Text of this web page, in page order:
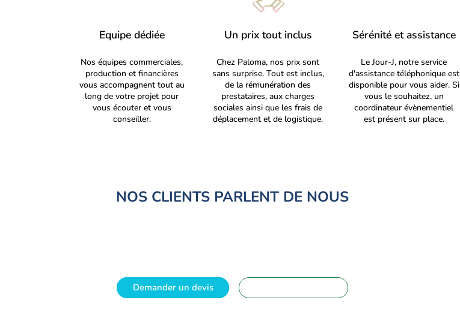
Equipe dédiée
Nos équipes commerciales,
production et financières
vous accompagnent tout au
long de votre projet pour
vous écouter et vous
conseiller.
Un prix tout inclus
Chez Paloma, nos prix sont
sans surprise. Tout est inclus,
de la rémunération des
prestataires, aux charges
sociales ainsi que les frais de
déplacement et de logistique.
Sérénité et assistance
Le Jour-J, notre service
d'assistance téléphonique est
disponible pour vous aider. Si
vous le souhaitez, un
coordinateur évènementiel
est présent sur place.
NOS CLIENTS PARLENT DE NOUS
Demander un devis